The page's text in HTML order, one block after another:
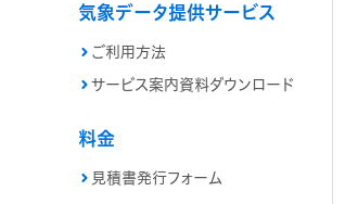
気象データ提供サービス
ご利用方法
サービス案内資料ダウンロード
料金
見積書発行フォーム